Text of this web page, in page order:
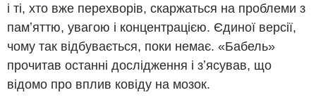
і ті, хто вже перехворів, скаржаться на проблеми з
памʼяттю, увагою і концентрацією. Єдиної версії,
чому так відбувається, поки немає. «Бабель»
прочитав останні дослідження і зʼясував, що
відомо про вплив ковіду на мозок.